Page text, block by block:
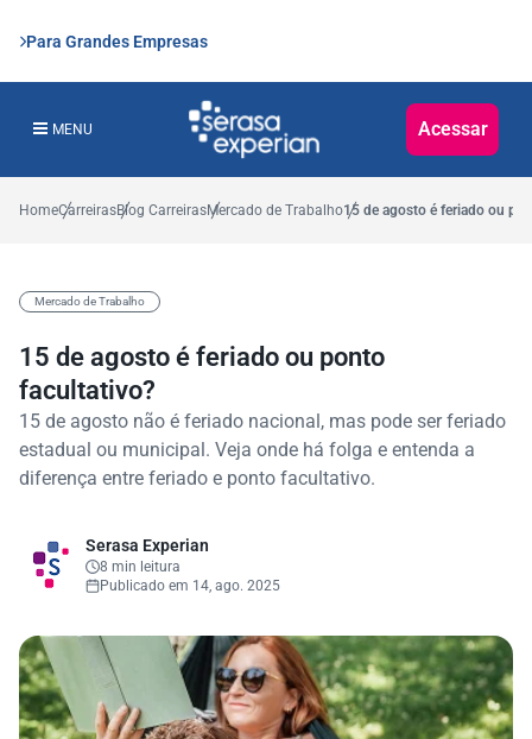
Para Grandes Empresas
MENU Acessar
HomeCarreirasBlog CarreirasMercado de Trabalho15 de agosto é feriado ou
Mercado de Trabalho
15 de agosto é feriado ou ponto
facultativo?
15 de agosto não é feriado nacional, mas pode ser feriado
estadual ou municipal. Veja onde há folga e entenda a
diferença entre feriado e ponto facultativo.
Serasa Experian
8 min leitura
Publicado em 14, ago. 2025